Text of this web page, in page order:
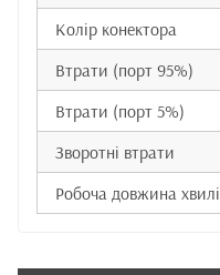
Колір конектора
Втрати (порт 95%)
Втрати (порт 5%)
Зворотні втрати
Робоча довжина хвилі